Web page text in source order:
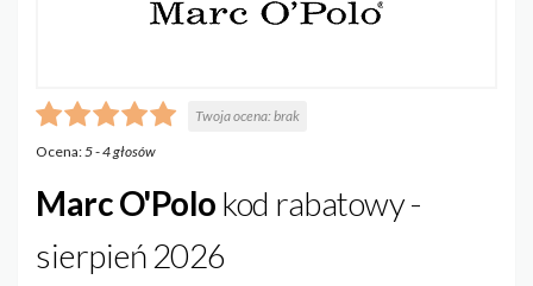
Twoja ocena:brak
Ocena:5-4głosów
Marc O'Polo kod rabatowy -
sierpień 2026